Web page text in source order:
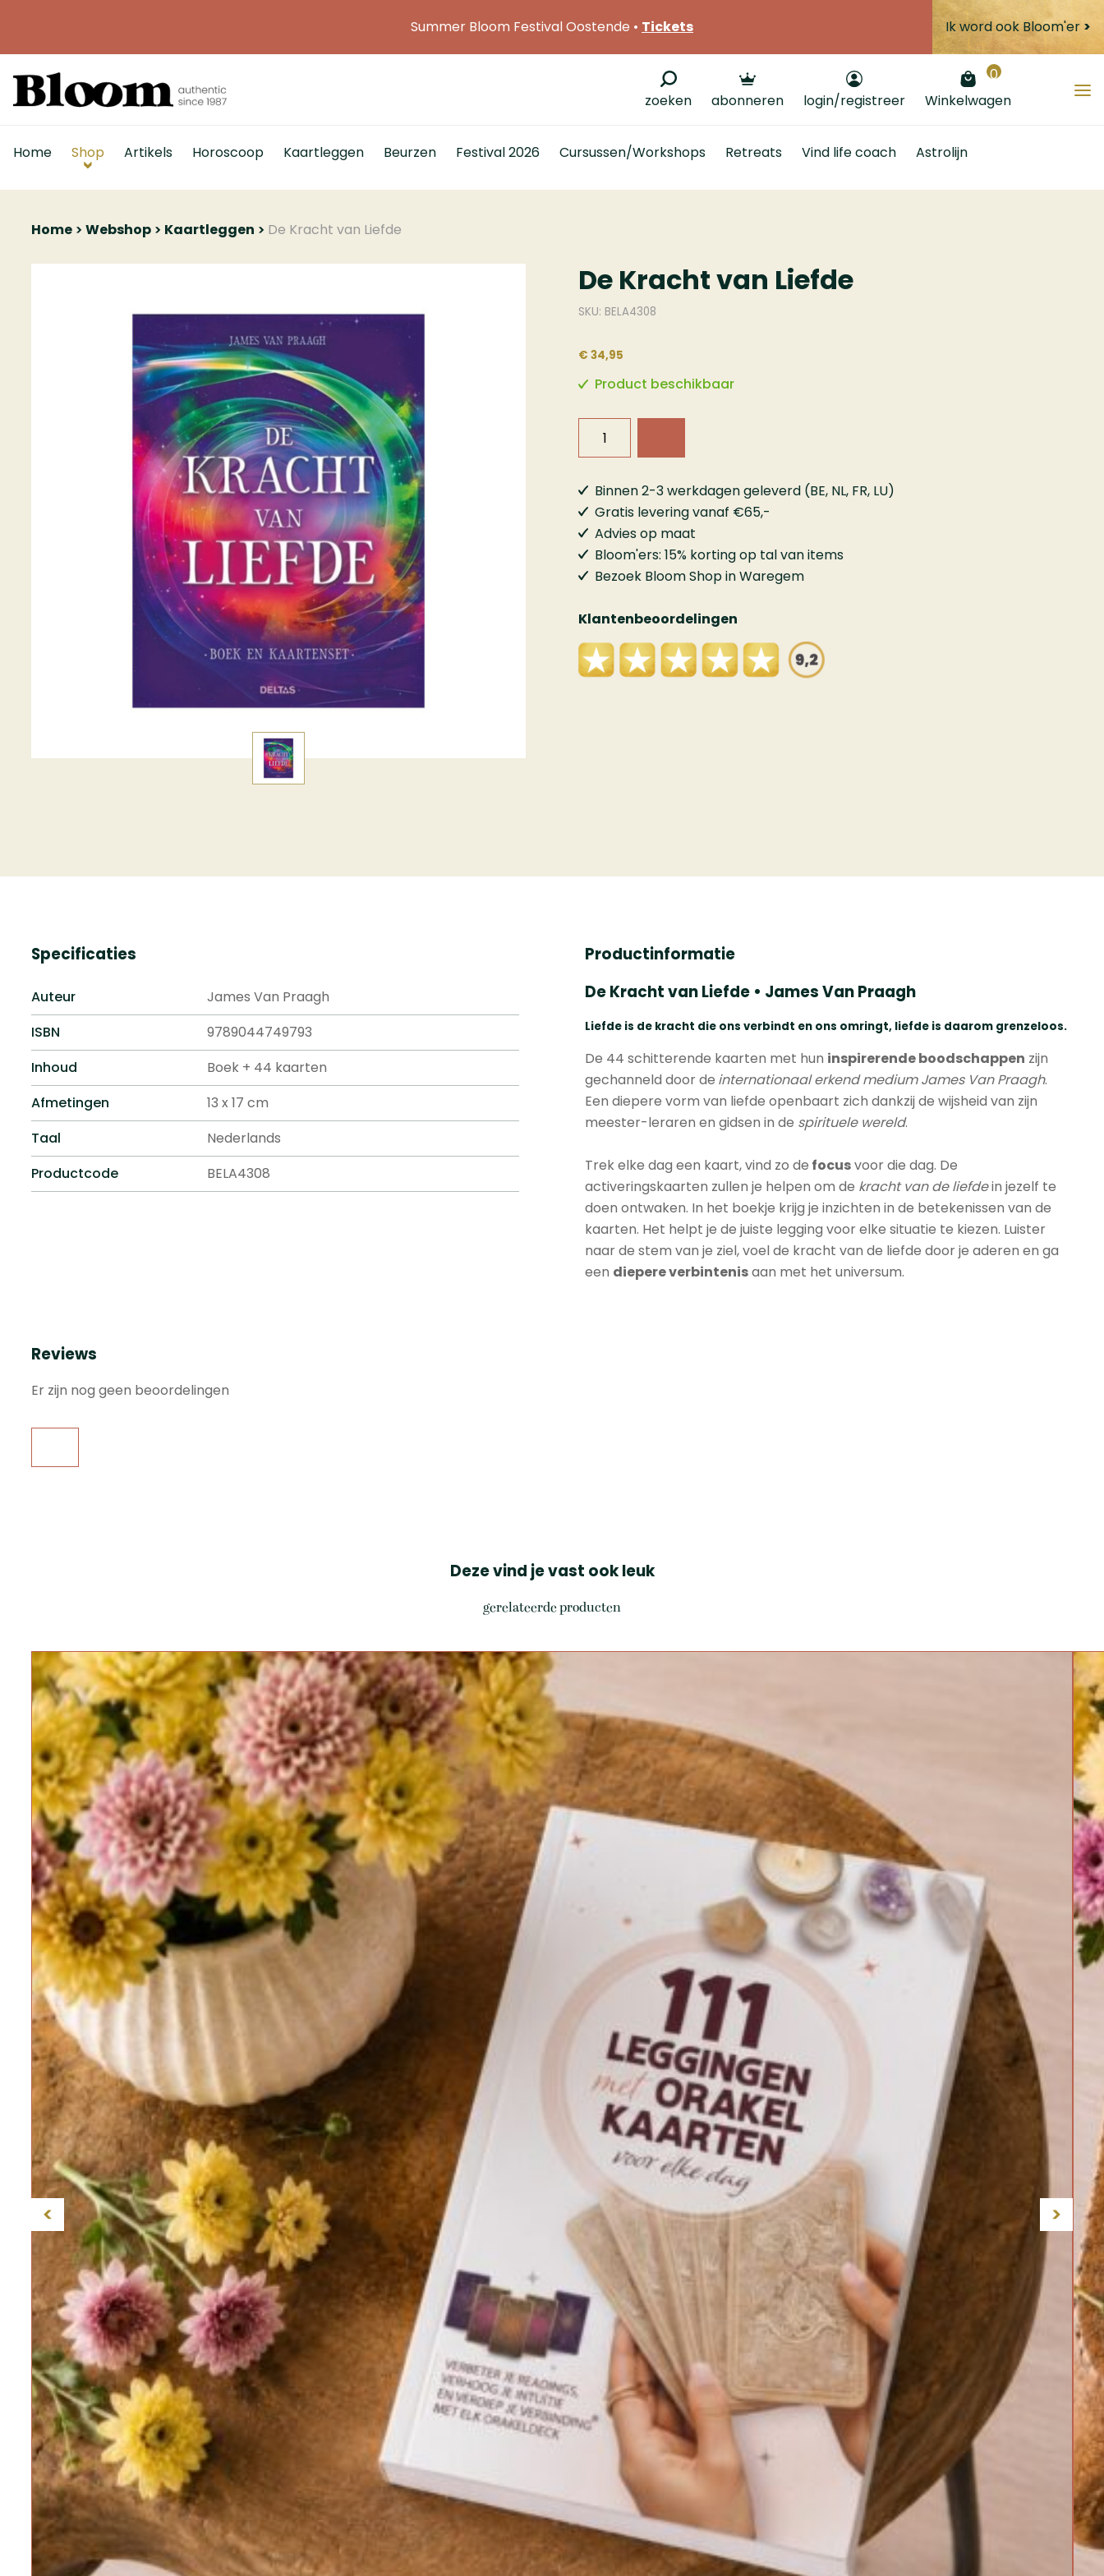
Summer Bloom Festival Oostende • Tickets Ik word ook Bloom'er >
zoeken abonneren login/registreer Winkelwagen
0
Home Shop Artikels Horoscoop Kaartleggen Beurzen Festival 2026 Cursussen/Workshops Retreats Vind life coach Astrolijn
Home Webshop Kaartleggen De Kracht van Liefde
De Kracht van Liefde
SKU: BELA4308
€ 34,95
Product beschikbaar
Binnen 2-3 werkdagen geleverd (BE, NL, FR, LU)
Gratis levering vanaf €65,-
Advies op maat
Bloom'ers: 15% korting op tal van items
Bezoek Bloom Shop in Waregem
Klantenbeoordelingen
Specificaties
Auteur
James Van Praagh
ISBN
9789044749793
Inhoud
Boek + 44 kaarten
Afmetingen
13 x 17 cm
Taal
Nederlands
Productcode
BELA4308
Productinformatie
De Kracht van Liefde • James Van Praagh
Liefde is de kracht die ons verbindt en ons omringt, liefde is daarom grenzeloos.
De 44 schitterende kaarten met hun inspirerende boodschappen zijn
gechanneld door de internationaal erkend medium James Van Praagh.
Een diepere vorm van liefde openbaart zich dankzij de wijsheid van zijn
meester-leraren en gidsen in de spirituele wereld.
Trek elke dag een kaart, vind zo de focusvoor die dag. De
activeringskaarten zullen je helpen om de kracht van de liefdein jezelf te
doen ontwaken. In het boekje krijg je inzichten in de betekenissen van de
kaarten. Het helpt je de juiste legging voor elke situatie te kiezen. Luister
naar de stem van je ziel, voel de kracht van de liefde door je aderen en ga
een diepere verbintenisaan met het universum.
Reviews
Er zijn nog geen beoordelingen
Deze vind je vast ook leuk
gerelateerde producten